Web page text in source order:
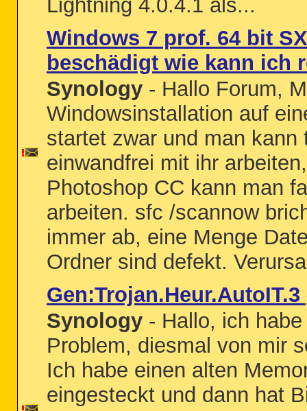
Lightning 4.0.4.1 als...
Windows 7 prof. 64 bit
beschädigt wie kann ich
Synology - Hallo Forum,
Windowsinstallation auf
startet zwar und man kann
einwandfrei mit ihr
Photoshop CC kann man
arbeiten. sfc /scannow
immer ab, eine Menge
Ordner sind defekt.
Synology - Hallo, ich
Problem, diesmal von mir
Ich habe einen alten
eingesteckt und dann hat